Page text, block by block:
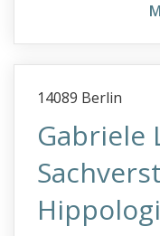
14089 Berlin
Gabriele